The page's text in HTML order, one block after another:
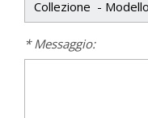
* Messaggio: